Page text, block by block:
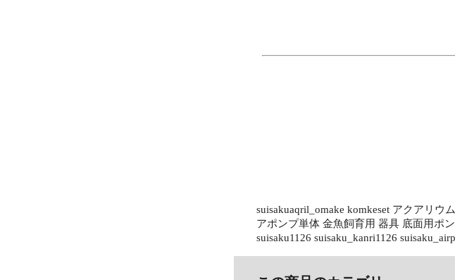
suisakuaqril_omake komkeset アクアリ
アポンプ単体 金魚飼育用 器具 底面用ポ
suisaku1126 suisaku_kanri1126